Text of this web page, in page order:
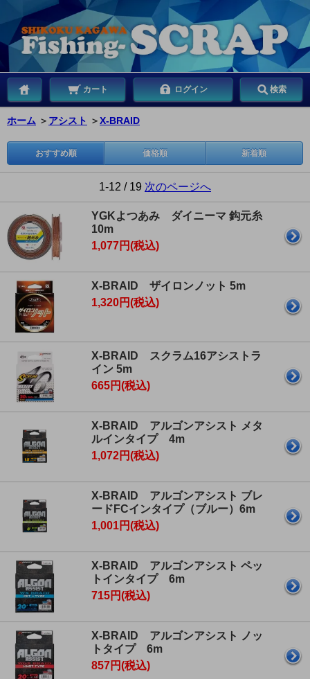
カート ログイン 検索
ホーム ＞ アシスト ＞X-BRAID
おすすめ順 価格順 新着順
1-12 / 19 次のページへ
YGKよつあみ ダイニーマ 鈎元糸
10m
1,077円(税込)
X-BRAID ザイロンノット 5m
1,320円(税込)
X-BRAID スクラム16アシストラ
イン 5m
665円(税込)
X-BRAID アルゴンアシスト メタ
ルインタイプ 4m
1,072円(税込)
X-BRAID アルゴンアシスト ブレ
ードFCインタイプ（ブルー）6m
1,001円(税込)
X-BRAID アルゴンアシスト ペッ
トインタイプ 6m
715円(税込)
X-BRAID アルゴンアシスト ノッ
トタイプ 6m
857円(税込)